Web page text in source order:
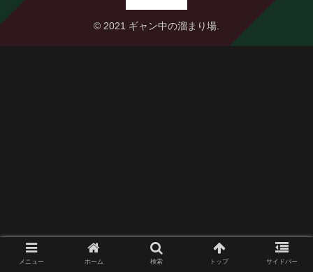
© 2021 ギャン中の溜まり場.
メニュー ホーム 検索 トップ サイドバー